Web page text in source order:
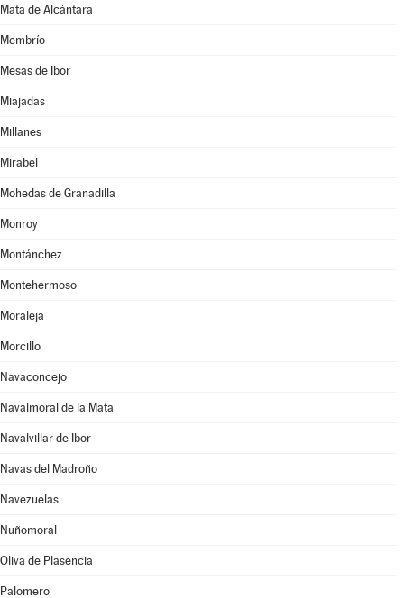
Mata de Alcántara
Membrío
Mesas de Ibor
Miajadas
Millanes
Mirabel
Mohedas de Granadilla
Monroy
Montánchez
Montehermoso
Moraleja
Morcillo
Navaconcejo
Navalmoral de la Mata
Navalvillar de Ibor
Navas del Madroño
Navezuelas
Nuñomoral
Oliva de Plasencia
Palomero